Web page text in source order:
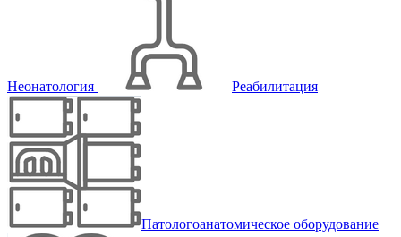
Неонатология Реабилитация
Патологоанатомическое оборудование